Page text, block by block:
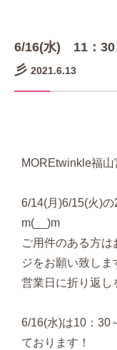
6/16(水) 11：
彡 2021.6.13
MOREtwinkle福
6/14(月)6/15(火)
m(__)m
ご用件のある方
ジをお願い致しま
営業日に折り返し
6/16(水)は10：30
ております！